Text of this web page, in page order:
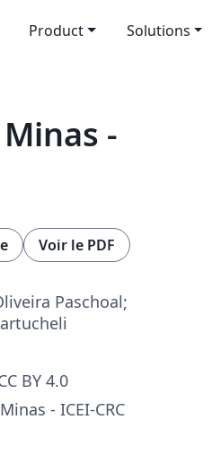
Product Solutions
-
Voir le PDF
Paschoal;
BY 4.0
- ICEI-CRC